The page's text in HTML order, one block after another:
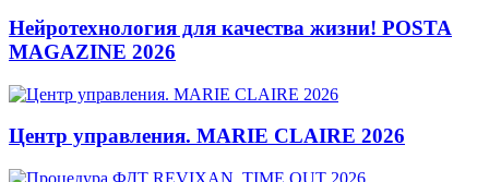
Нейротехнология для качества жизни! POSTA
MAGAZINE 2026
Центр управления. MARIE CLAIRE 2026